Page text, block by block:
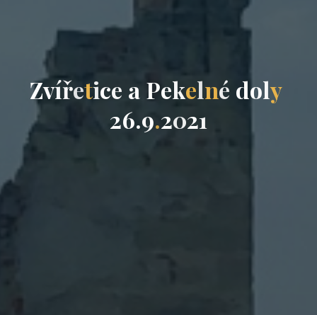
Zvířetice a Pekelné doly
26.9.2021